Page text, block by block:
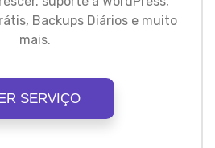
Backups Diários e muito
mais.
SERVIÇO